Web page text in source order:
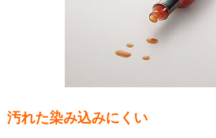
汚れた染み込みにくい